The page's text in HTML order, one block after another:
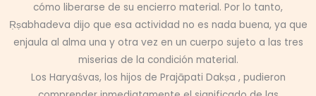
cómo liberarse de su encierro material. Por lo tanto,
Ṛṣabhadeva dijo que esa actividad no es nada buena, ya que
enjaula al alma una y otra vez en un cuerpo sujeto a las tres
miserias de la condición material.
Los Haryaśvas, los hijos de Prajāpati Dakṣa , pudieron